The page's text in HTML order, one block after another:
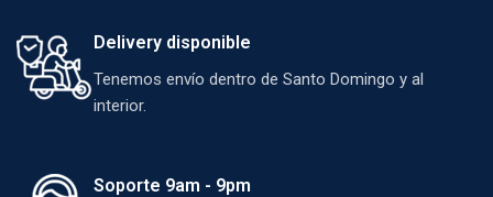
Delivery disponible
Tenemos envío dentro de Santo Domingo y al
interior.
Soporte 9am - 9pm